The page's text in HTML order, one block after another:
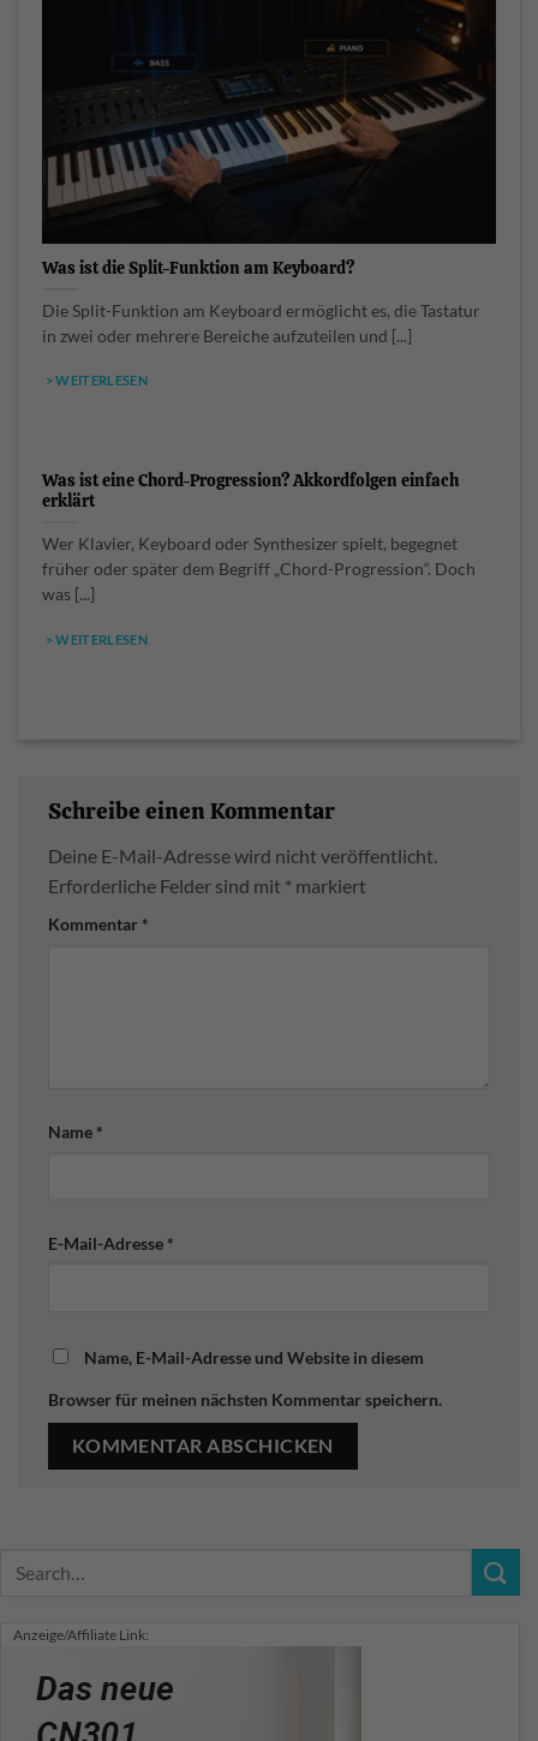
Was ist die Split-Funktion am Keyboard?
Die Split-Funktion am Keyboard ermöglicht es, die Tastatur
in zwei oder mehrere Bereiche aufzuteilen und [...]
> WEITERLESEN
Was ist eine Chord-Progression? Akkordfolgen einfach
erklärt
Wer Klavier, Keyboard oder Synthesizer spielt, begegnet
früher oder später dem Begriff „Chord-Progression“. Doch
was [...]
> WEITERLESEN
Schreibe einen Kommentar
Deine E-Mail-Adresse wird nicht veröffentlicht.
Erforderliche Felder sind mit * markiert
Kommentar *
Name *
E-Mail-Adresse *
Name, E-Mail-Adresse und Website in diesem
Browser für meinen nächsten Kommentar speichern.
Anzeige/Affiliate Link: